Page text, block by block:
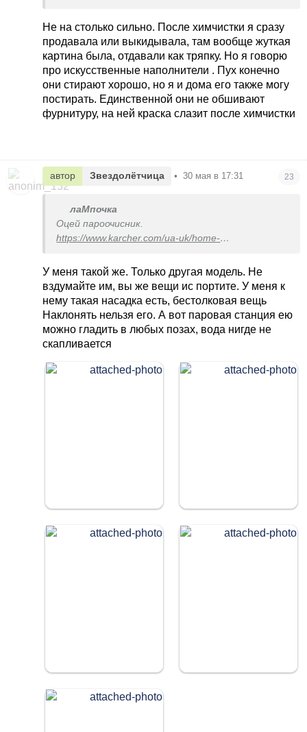
Не на столько сильно. После химчистки я сразу
продавала или выкидывала, там вообще жуткая
картина была, отдавали как тряпку. Но я говорю
про искусственные наполнители . Пух конечно
они стирают хорошо, но я и дома его также могу
постирать. Единственной они не обшивают
фурнитуру, на ней краска слазит после химчистки
автор Звездолётчица • 30 мая в 17:31 23
лаМпочка
Оцей пароочисник.
https://www.karcher.com/ua-uk/home-
Дякую Вам.
А то я ним тільки прибирала.
У меня такой же. Только другая модель. Не
вздумайте им, вы же вещи ис портите. У меня к
нему такая насадка есть, бестолковая вещь
Наклонять нельзя его. А вот паровая станция ею
можно гладить в любых позах, вода нигде не
скапливается